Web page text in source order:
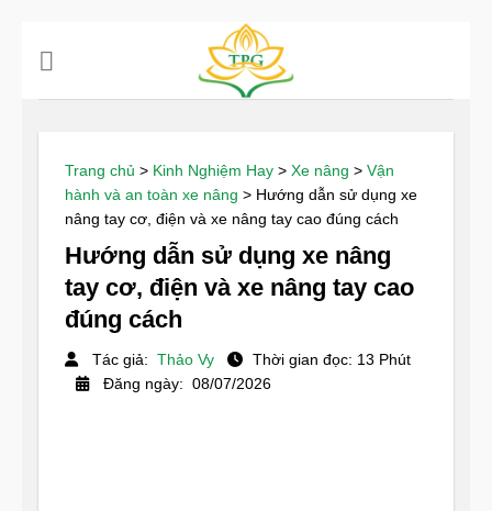
Trang chủ > Kinh Nghiệm Hay > Xe nâng > Vận
hành và an toàn xe nâng > Hướng dẫn sử dụng xe
nâng tay cơ, điện và xe nâng tay cao đúng cách
Hướng dẫn sử dụng xe nâng
tay cơ, điện và xe nâng tay cao
đúng cách
Tác giả: Thảo Vy
Thời gian đọc: 13 Phút
Đăng ngày: 08/07/2026